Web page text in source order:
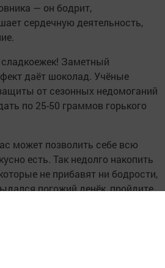
— он бодрит,
сердечную деятельность,
Заметный
даёт шоколад. Учёные
от сезонных недомоганий
по 25-50 граммов горького
может позволить себе всю
есть. Так недолго накопить
не прибавят ни бодрости,
погожий денёк, пройдите